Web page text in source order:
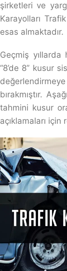
şirketleri ve
Karayolları
esas almaktadır.
Geçmiş yıllarda
“8’de 8” kusur
bırakmıştır.
tahmini kusur
açıklamaları